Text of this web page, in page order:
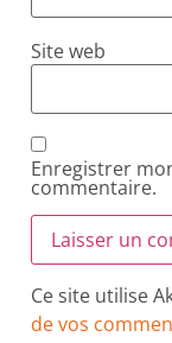
Site web
Enregistrer
commentaire.
Ce site utilise
de vos